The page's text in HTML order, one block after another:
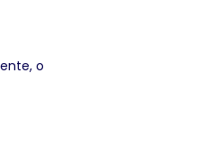
o